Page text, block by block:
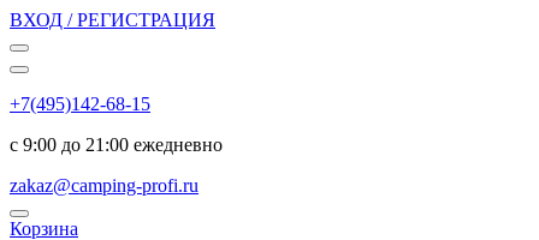
ВХОД / РЕГИСТРАЦИЯ
+7(495)142-68-15
с 9:00 до 21:00 ежедневно
zakaz@camping-profi.ru
Корзина